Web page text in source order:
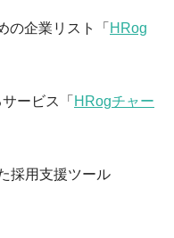
の企業リスト「 HRog
ービス「 HRogチャー
採用支援ツール